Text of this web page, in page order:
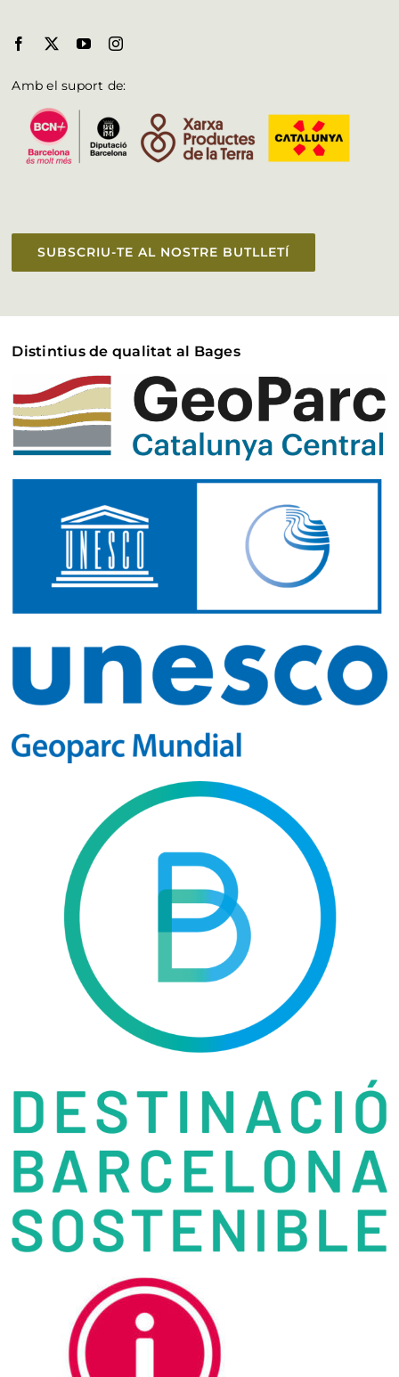
Amb el suport de:
SUBSCRIU-TE AL NOSTRE BUTLLETÍ
Distintius de qualitat al Bages